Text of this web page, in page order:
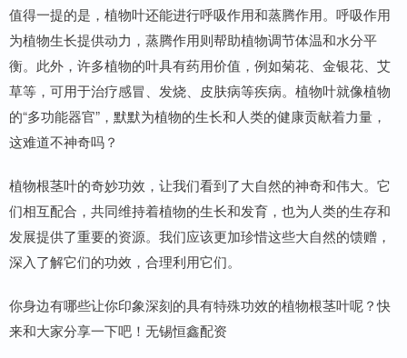
值得一提的是，植物叶还能进行呼吸作用和蒸腾作用。呼吸作用
为植物生长提供动力，蒸腾作用则帮助植物调节体温和水分平
衡。此外，许多植物的叶具有药用价值，例如菊花、金银花、艾
草等，可用于治疗感冒、发烧、皮肤病等疾病。植物叶就像植物
的“多功能器官”，默默为植物的生长和人类的健康贡献着力量，
这难道不神奇吗？
植物根茎叶的奇妙功效，让我们看到了大自然的神奇和伟大。它
们相互配合，共同维持着植物的生长和发育，也为人类的生存和
发展提供了重要的资源。我们应该更加珍惜这些大自然的馈赠，
深入了解它们的功效，合理利用它们。
你身边有哪些让你印象深刻的具有特殊功效的植物根茎叶呢？快
来和大家分享一下吧！无锡恒鑫配资